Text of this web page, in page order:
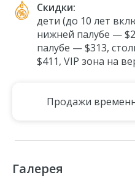
Скидки:
дети (до 10 лет
нижней палубе —
палубе —$313,
$411, VIP зона на
Продажи
Галерея